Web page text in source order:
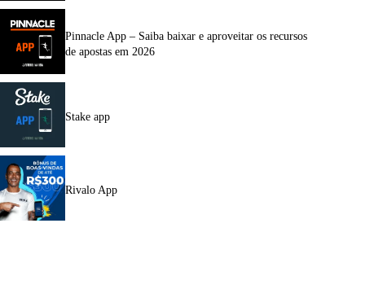
Pinnacle App – Saiba baixar e aproveitar os recursos
de apostas em 2026
Stake app
Rivalo App